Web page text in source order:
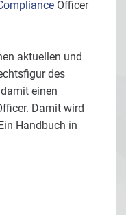
Officer
aktuellen und
des
einen
Damit wird
Handbuch in